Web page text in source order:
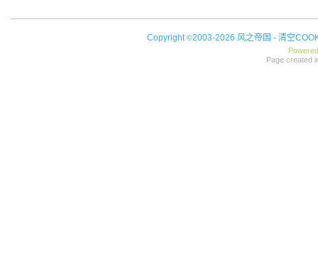
Copyright©2003-2026 风之帝国 - 清空
Page created